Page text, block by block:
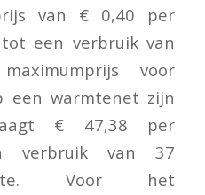
van € 0,40 per
een verbruik van
voor
een warmtenet zijn
€ 47,38 per
verbruik van 37
Voor het